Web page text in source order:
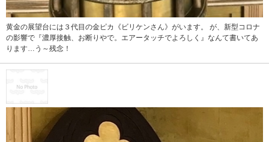
黄金の展望台には３代目の金ピカ《ビリケンさん》がいます。 が、新型コロナ
の影響で『濃厚接触、お断りやで。エアータッチでよろしく』なんて書いてあ
ります…う～残念！